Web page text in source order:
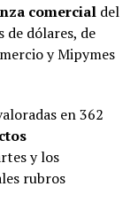
comercialdel
dólares, de
y Mipymes
en 362
y los
rubros